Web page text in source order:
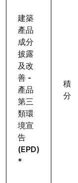
建築
產品
成分
披露
及改
善 -
產品
第三
類環
境宣
告
(EPD)
*
積
分